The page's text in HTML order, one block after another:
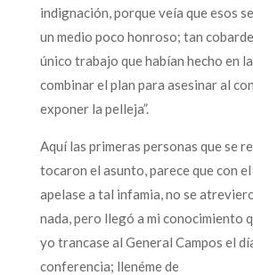
indignación, porque veía que esos
un medio poco honroso; tan
único trabajo que habían hecho en
combinar el plan para asesinar al
exponer la pelleja”.
Aquí las primeras personas que se
tocaron el asunto, parece que con
apelase a tal infamia, no se
nada, pero llegó a mi conocimiento
yo trancase al General Campos el
conferencia; llenéme de